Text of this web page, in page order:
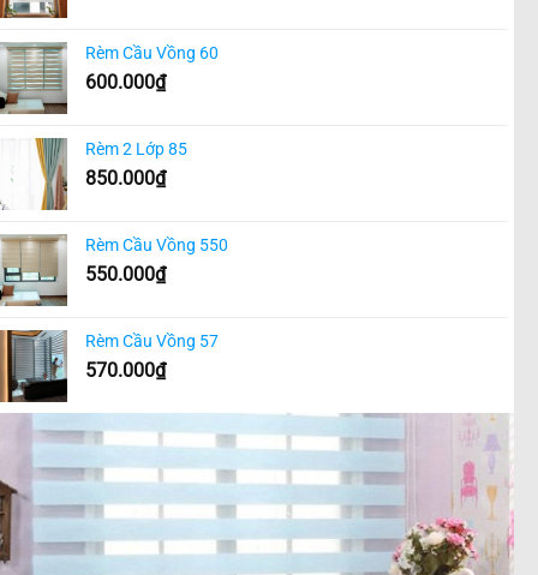
Rèm Cầu Vồng 60
600.000₫
Rèm 2 Lớp 85
850.000₫
Rèm Cầu Vồng 550
550.000₫
Rèm Cầu Vồng 57
570.000₫